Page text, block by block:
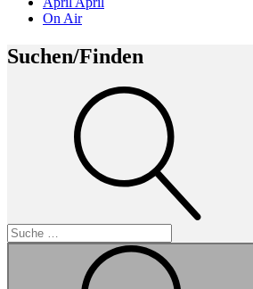
On Air
Suchen/Finden